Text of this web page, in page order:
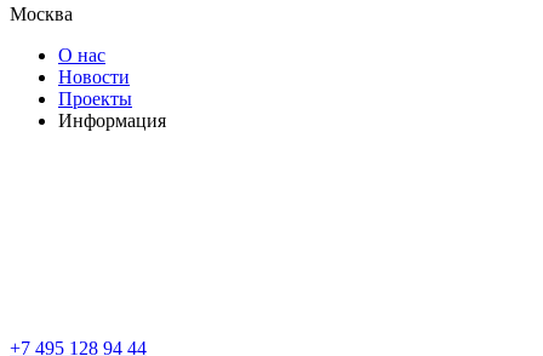
Москва
О нас
Новости
Проекты
Информация
+7 495 128 94 44